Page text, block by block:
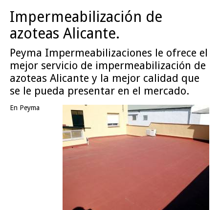
Impermeabilización de
azoteas Alicante.
Peyma Impermeabilizaciones le ofrece el
mejor servicio de impermeabilización de
azoteas Alicante y la mejor calidad que
se le pueda presentar en el mercado.
En Peyma